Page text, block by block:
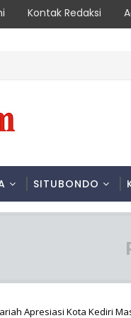
Kontak Redaksi
SITUBONDO
Apresiasi Kota Kediri